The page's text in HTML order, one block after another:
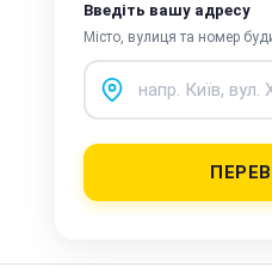
Введіть вашу адресу
Місто, вулиця та номер